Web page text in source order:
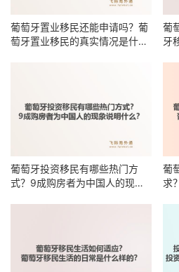
葡萄牙置业移民还能申请吗？葡
萄牙置业移民的真实情况是什
葡
牙
葡萄牙投资移民有哪些热门方
式？9成购房者为中国人的现象
葡
求